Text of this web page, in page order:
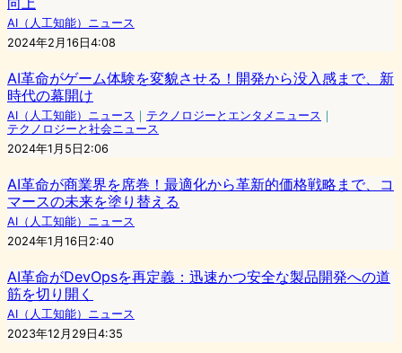
AI（人工知能）ニュース
2024年2月16日4:08
AI革命がゲーム体験を変貌させる！開発から没入感まで、新
時代の幕開け
AI（人工知能）ニュース ｜ テクノロジーとエンタメニュース ｜
テクノロジーと社会ニュース
2024年1月5日2:06
AI革命が商業界を席巻！最適化から革新的価格戦略まで、コ
マースの未来を塗り替える
AI（人工知能）ニュース
2024年1月16日2:40
AI革命がDevOpsを再定義：迅速かつ安全な製品開発への道
筋を切り開く
AI（人工知能）ニュース
2023年12月29日4:35